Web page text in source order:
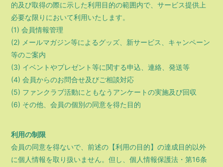
的及び取得の際に示した利用目的の範囲内で、サービス提供上
必要な限りにおいて利用いたします。
(1) 会員情報管理
(2) メールマガジン等によるグッズ、新サービス、キャンペーン
等のご案内
(3) イベントやプレゼント等に関する申込、連絡、発送等
(4) 会員からのお問合せ及びご相談対応
(5) ファンクラブ活動にともなうアンケートの実施及び回収
(6) その他、会員の個別の同意を得た目的
利用の制限
会員の同意を得ないで、前述の【利用の目的】の達成目的以外
に個人情報を取り扱いません。但し、個人情報保護法・第16条